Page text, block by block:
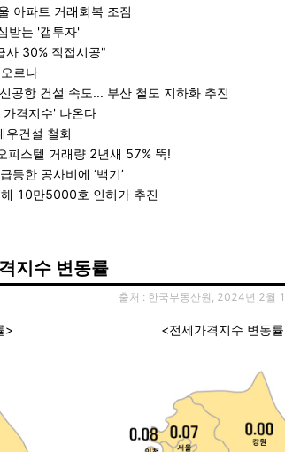
아파트 거래회복 조짐
받는 '갭투자'
사 30% 직접시공"
르나
공항 건설 속도... 부산 철도 지하화 추진
가격지수' 나온다
우건설 철회
피스텔 거래량 2년새 57% 뚝!
등한 공사비에 ‘백기’
10만5000호 인허가 추진
지수 변동률
출처 : 한국부동산원, 2024년 2월
> <전세가격지수 변동